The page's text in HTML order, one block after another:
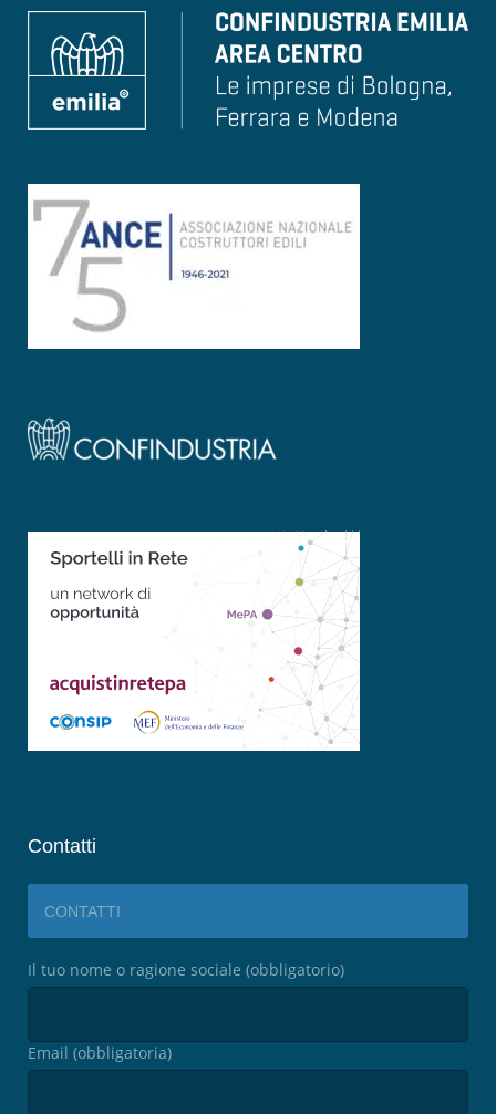
Contatti
CONTATTI
Il tuo nome o ragione sociale (obbligatorio)
Email (obbligatoria)